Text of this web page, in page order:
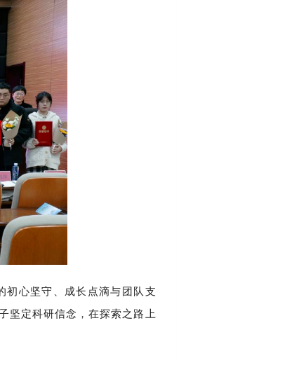
初心坚守、成长点滴与团队支
坚定科研信念，在探索之路上